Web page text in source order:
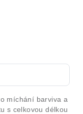
míchání barviva a
s celkovou délkou